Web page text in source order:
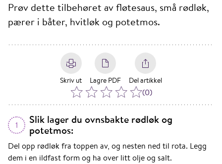
Prøv dette tilbehøret av fløtesaus, små rødløk,
pærer i båter, hvitløk og potetmos.
Skriv ut Lagre PDF Del artikkel
(0)
1
Slik lager du ovnsbakte rødløk og
potetmos:
Del opp rødløk fra toppen av, og nesten ned til rota. Legg
dem i en ildfast form og ha over litt olje og salt.